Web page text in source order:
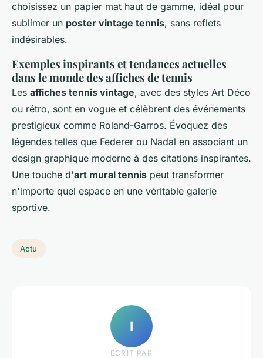
choisissez un papier mat haut de gamme, idéal pour
sublimer un poster vintage tennis, sans reflets
indésirables.
Exemples inspirants et tendances actuelles
dans le monde des affiches de tennis
Les affiches tennis vintage, avec des styles Art Déco
ou rétro, sont en vogue et célèbrent des événements
prestigieux comme Roland-Garros. Évoquez des
légendes telles que Federer ou Nadal en associant un
design graphique moderne à des citations inspirantes.
Une touche d'art mural tennis peut transformer
n'importe quel espace en une véritable galerie
sportive.
Actu
I
ECRIT PAR